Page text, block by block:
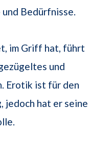
und Bedürfnisse.
im Griff hat, führt
und
Erotik ist für den
jedoch hat er seine